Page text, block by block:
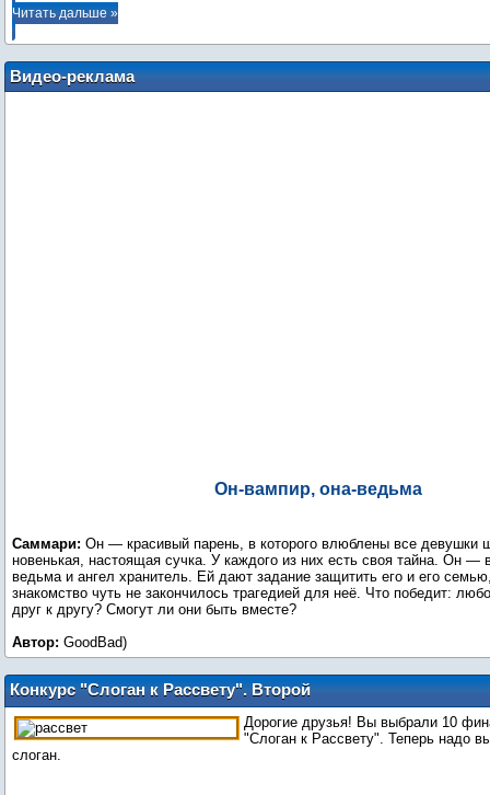
Читать дальше »
Видео-реклама
Он-вампир, она-ведьма
Саммари: Он — красивый парень, в которого влюблены все
новенькая, настоящая сучка. У каждого из них есть своя тайна. Он
ведьма и ангел хранитель. Ей дают задание защитить его и его
знакомство чуть не закончилось трагедией для неё. Что победит:
друг к другу? Смогут ли они быть вместе?
Автор: GoodBad)
Конкурс "Слоган к Рассвету". Второй
тур голосования
Дорогие друзья! Вы выбрали 10
"Слоган к Рассвету". Теперь надо